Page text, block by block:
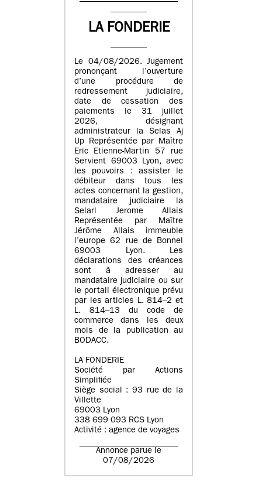
LA FONDERIE
Le 04/08/2026. Jugement
prononçant l’ouverture
d’une procédure de
redressement judiciaire,
date de cessation des
paiements le 31 juillet
2026, désignant
administrateur la Selas Aj
Up Représentée par Maître
Eric Etienne-Martin 57 rue
Servient 69003 Lyon, avec
les pouvoirs : assister le
débiteur dans tous les
actes concernant la gestion,
mandataire judiciaire la
Selarl Jerome Allais
Représentée par Maître
Jérôme Allais immeuble
l’europe 62 rue de Bonnel
69003 Lyon. Les
déclarations des créances
sont à adresser au
mandataire judiciaire ou sur
le portail électronique prévu
par les articles L. 814–2 et
L. 814–13 du code de
commerce dans les deux
mois de la publication au
BODACC.
LA FONDERIE
Société par Actions
Simplifiée
Siège social : 93 rue de la
Villette
69003 Lyon
338 699 093 RCS Lyon
Activité : agence de voyages
Annonce parue le
07/08/2026